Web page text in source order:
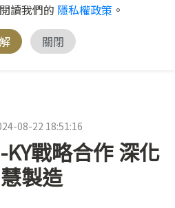
讀我們的 隱私權政策 。
關閉
08-22 18:51:16
戰略合作 深化
製造